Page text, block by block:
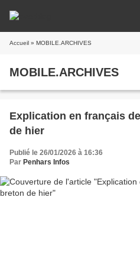
Accueil » MOBILE.ARCHIVES
MOBILE.ARCHIVES
Explication en français
de hier
Publié le 26/01/2026 à 16:36
Par Penhars Infos